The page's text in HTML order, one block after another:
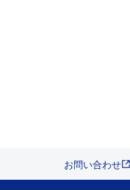
お問い合わせ